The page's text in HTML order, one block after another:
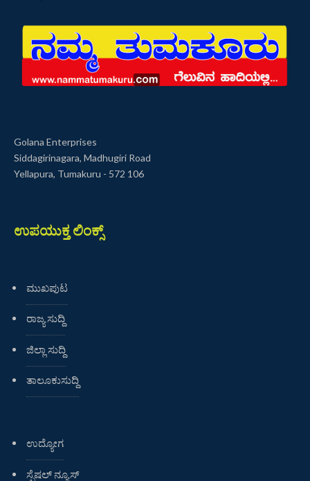
Golana Enterprises
Siddagirinagara, Madhugiri Road
Yellapura, Tumakuru - 572 106
ಉಪಯುಕ್ತ ಲಿಂಕ್ಸ್
ಮುಖಪುಟ
ರಾಜ್ಯ ಸುದ್ದಿ
ಜಿಲ್ಲಾ ಸುದ್ದಿ
ತಾಲೂಕುಸುದ್ದಿ
ಉದ್ಯೋಗ
ಸ್ಪೆಷಲ್ ನ್ಯೂಸ್